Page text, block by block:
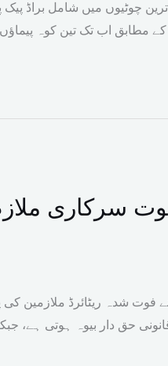
مطابق اب تک تین کوہ
فوت سرکاری
فوت شدہ ریٹائرڈ ملازمین
حق دار بیوہ ہوتی ہے،